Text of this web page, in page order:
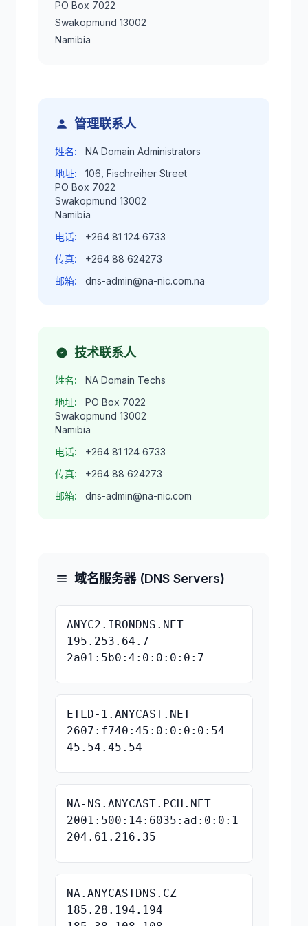
PO Box 7022
Swakopmund 13002
Namibia
管理联系人
姓名:
NA Domain Administrators
地址:
106, Fischreiher Street
PO Box 7022
Swakopmund 13002
Namibia
电话:
+264 81 124 6733
传真:
+264 88 624273
邮箱:
dns-admin@na-nic.com.na
技术联系人
姓名:
NA Domain Techs
地址:
PO Box 7022
Swakopmund 13002
Namibia
电话:
+264 81 124 6733
传真:
+264 88 624273
邮箱:
dns-admin@na-nic.com
域名服务器 (DNS Servers)
ANYC2.IRONDNS.NET
195.253.64.7
2a01:5b0:4:0:0:0:0:7
ETLD-1.ANYCAST.NET
2607:f740:45:0:0:0:0:54
45.54.45.54
NA-NS.ANYCAST.PCH.NET
2001:500:14:6035:ad:0:0:1
204.61.216.35
NA.ANYCASTDNS.CZ
185.28.194.194